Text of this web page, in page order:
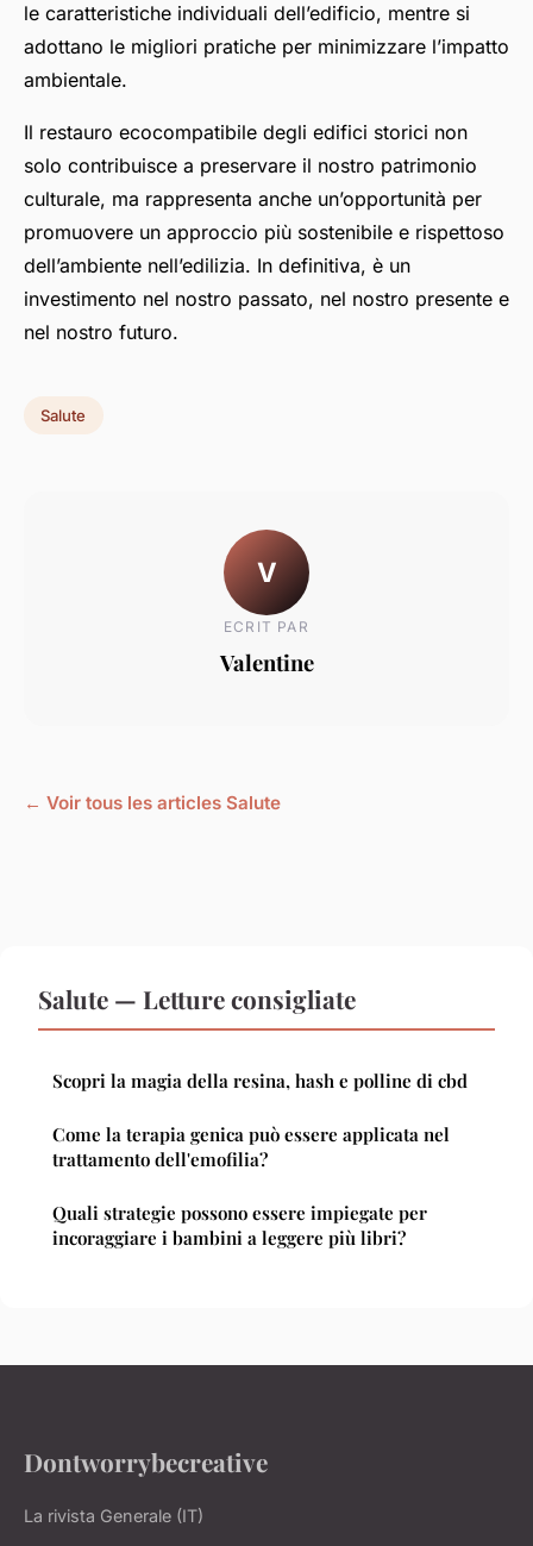
le caratteristiche individuali dell’edificio, mentre si
adottano le migliori pratiche per minimizzare l’impatto
ambientale.
Il restauro ecocompatibile degli edifici storici non
solo contribuisce a preservare il nostro patrimonio
culturale, ma rappresenta anche un’opportunità per
promuovere un approccio più sostenibile e rispettoso
dell’ambiente nell’edilizia. In definitiva, è un
investimento nel nostro passato, nel nostro presente e
nel nostro futuro.
Salute
V
ECRIT PAR
Valentine
← Voir tous les articles Salute
Salute — Letture consigliate
Scopri la magia della resina, hash e polline di cbd
Come la terapia genica può essere applicata nel
trattamento dell'emofilia?
Quali strategie possono essere impiegate per
incoraggiare i bambini a leggere più libri?
Dontworrybecreative
La rivista Generale (IT)